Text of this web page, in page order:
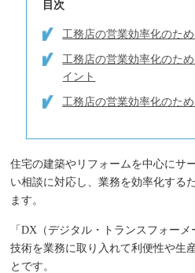
目次
工務店の営業効率化のた
工務店の営業効率化のた
イント
工務店の営業効率化のた
住宅の建築やリフォームを中心にサ
い相談に対応し、業務を効率化する
ます。
「DX（デジタル・トランスフォー
技術を業務に取り入れて利便性や生
とです。